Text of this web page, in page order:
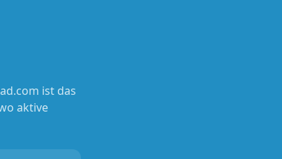
ist das
aktive